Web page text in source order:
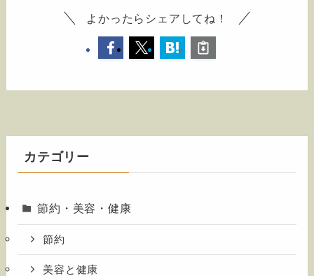
よかったらシェアしてね！
カテゴリー
節約・美容・健康
節約
美容と健康